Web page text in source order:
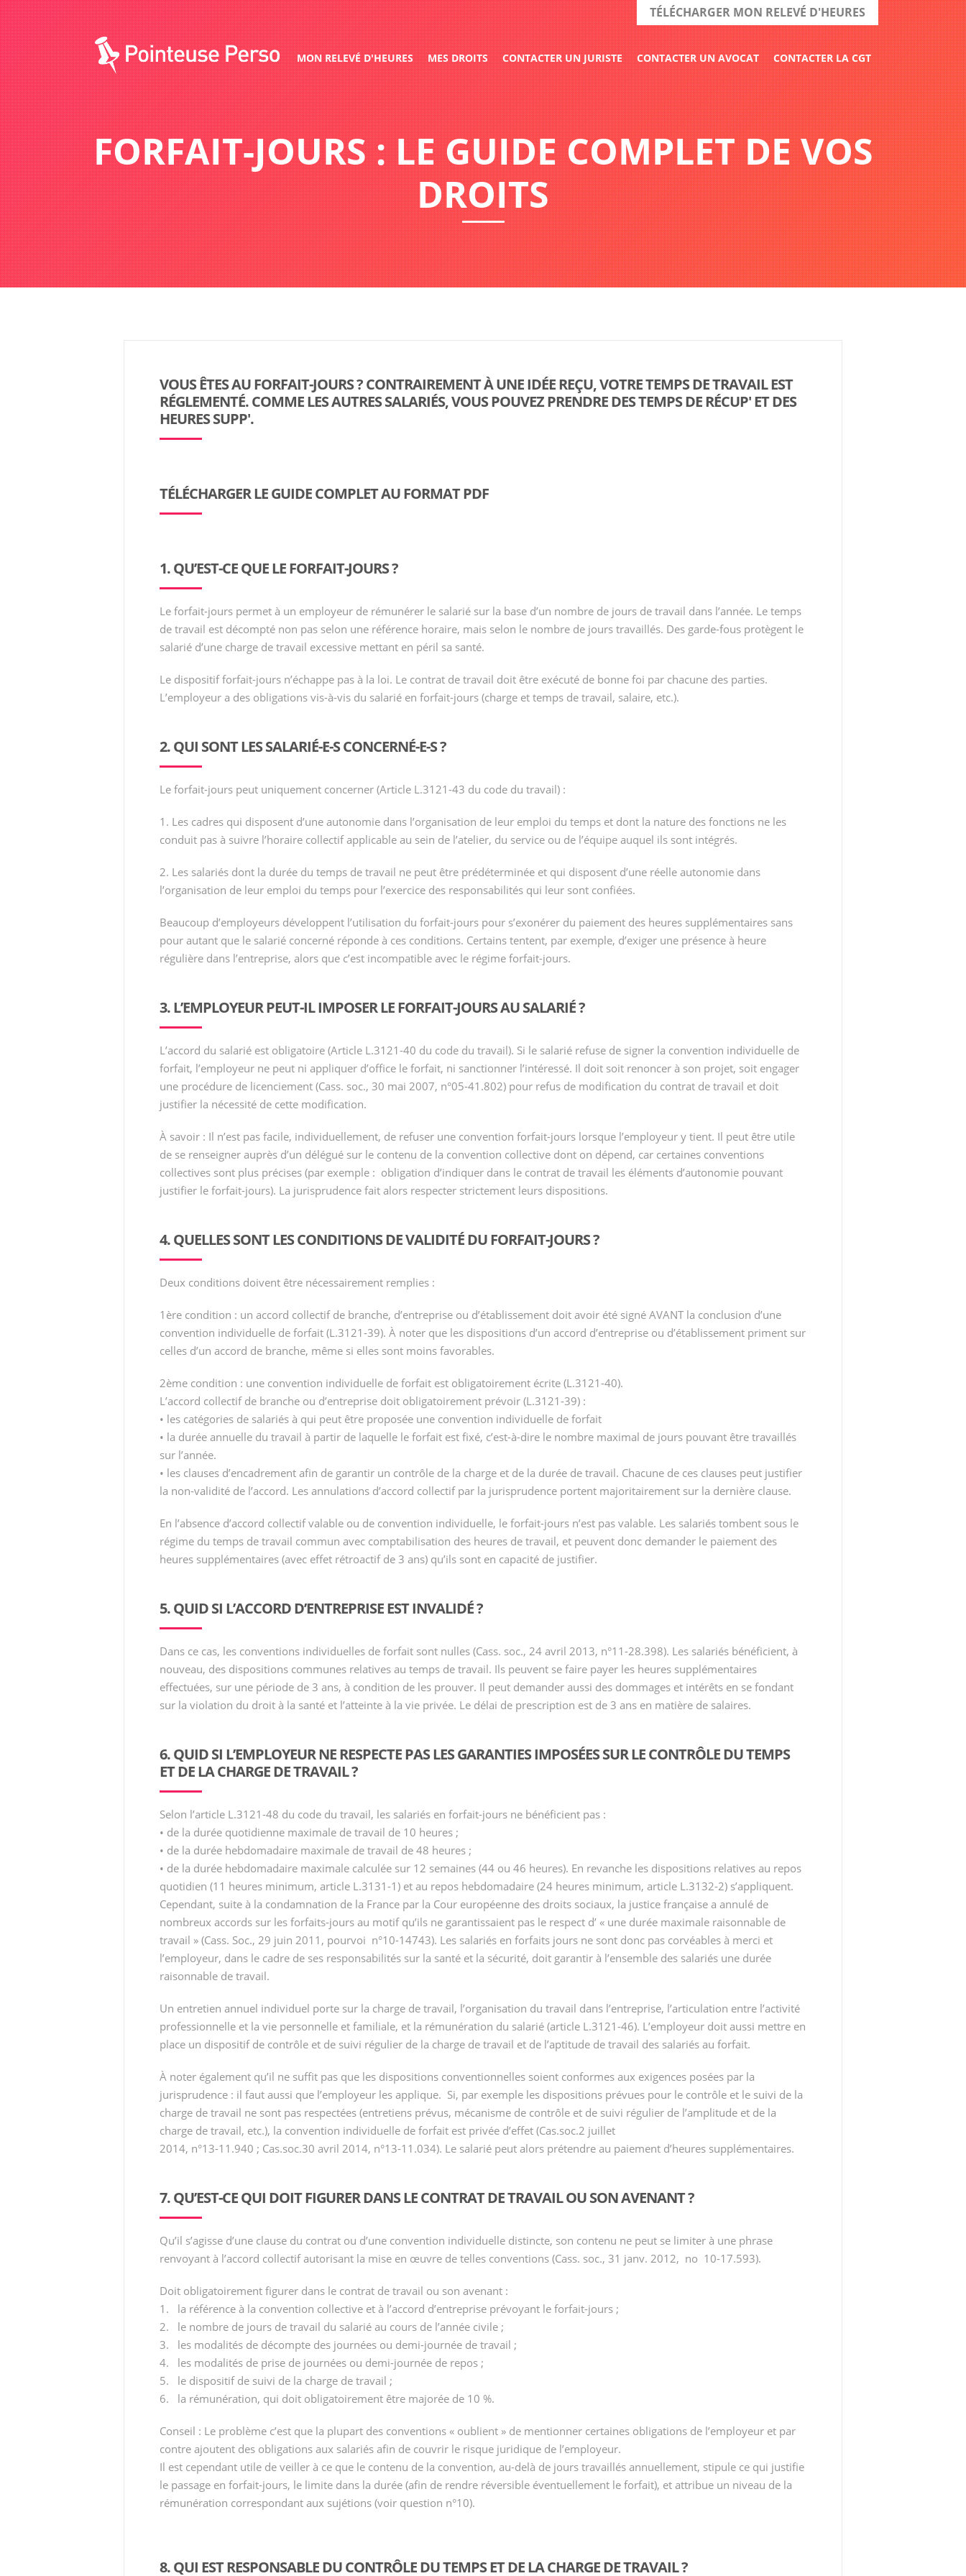
TÉLÉCHARGER MON RELEVÉ D'HEURES
MON RELEVÉ D'HEURES MES DROITS CONTACTER UN JURISTE CONTACTER UN AVOCAT CONTACTER LA CGT
FORFAIT-JOURS : LE GUIDE COMPLET DE VOS
DROITS
VOUS ÊTES AU FORFAIT-JOURS ? CONTRAIREMENT À UNE IDÉE REÇU, VOTRE TEMPS DE TRAVAIL EST
RÉGLEMENTÉ. COMME LES AUTRES SALARIÉS, VOUS POUVEZ PRENDRE DES TEMPS DE RÉCUP' ET DES
HEURES SUPP'.
TÉLÉCHARGER LE GUIDE COMPLET AU FORMAT PDF
1. QU’EST-CE QUE LE FORFAIT-JOURS ?
Le forfait-jours permet à un employeur de rémunérer le salarié sur la base d’un nombre de jours de travail dans l’année. Le temps
de travail est décompté non pas selon une référence horaire, mais selon le nombre de jours travaillés. Des garde-fous protègent le
salarié d’une charge de travail excessive mettant en péril sa santé.
Le dispositif forfait-jours n’échappe pas à la loi. Le contrat de travail doit être exécuté de bonne foi par chacune des parties.
L’employeur a des obligations vis-à-vis du salarié en forfait-jours (charge et temps de travail, salaire, etc.).
2. QUI SONT LES SALARIÉ-E-S CONCERNÉ-E-S ?
Le forfait-jours peut uniquement concerner (Article L.3121-43 du code du travail) :
1. Les cadres qui disposent d’une autonomie dans l’organisation de leur emploi du temps et dont la nature des fonctions ne les
conduit pas à suivre l’horaire collectif applicable au sein de l’atelier, du service ou de l’équipe auquel ils sont intégrés.
2. Les salariés dont la durée du temps de travail ne peut être prédéterminée et qui disposent d’une réelle autonomie dans
l’organisation de leur emploi du temps pour l’exercice des responsabilités qui leur sont confiées.
Beaucoup d’employeurs développent l’utilisation du forfait-jours pour s’exonérer du paiement des heures supplémentaires sans
pour autant que le salarié concerné réponde à ces conditions. Certains tentent, par exemple, d’exiger une présence à heure
régulière dans l’entreprise, alors que c’est incompatible avec le régime forfait-jours.
3. L’EMPLOYEUR PEUT-IL IMPOSER LE FORFAIT-JOURS AU SALARIÉ ?
L’accord du salarié est obligatoire (Article L.3121-40 du code du travail). Si le salarié refuse de signer la convention individuelle de
forfait, l’employeur ne peut ni appliquer d’office le forfait, ni sanctionner l’intéressé. Il doit soit renoncer à son projet, soit engager
une procédure de licenciement (Cass. soc., 30 mai 2007, n°05-41.802) pour refus de modification du contrat de travail et doit
justifier la nécessité de cette modification.
À savoir : Il n’est pas facile, individuellement, de refuser une convention forfait-jours lorsque l’employeur y tient. Il peut être utile
de se renseigner auprès d’un délégué sur le contenu de la convention collective dont on dépend, car certaines conventions
collectives sont plus précises (par exemple : obligation d’indiquer dans le contrat de travail les éléments d’autonomie pouvant
justifier le forfait-jours). La jurisprudence fait alors respecter strictement leurs dispositions.
4. QUELLES SONT LES CONDITIONS DE VALIDITÉ DU FORFAIT-JOURS ?
Deux conditions doivent être nécessairement remplies :
1ère condition : un accord collectif de branche, d’entreprise ou d’établissement doit avoir été signé AVANT la conclusion d’une
convention individuelle de forfait (L.3121-39). À noter que les dispositions d’un accord d’entreprise ou d’établissement priment sur
celles d’un accord de branche, même si elles sont moins favorables.
2ème condition : une convention individuelle de forfait est obligatoirement écrite (L.3121-40).
L’accord collectif de branche ou d’entreprise doit obligatoirement prévoir (L.3121-39) :
• les catégories de salariés à qui peut être proposée une convention individuelle de forfait
• la durée annuelle du travail à partir de laquelle le forfait est fixé, c’est-à-dire le nombre maximal de jours pouvant être travaillés
sur l’année.
• les clauses d’encadrement afin de garantir un contrôle de la charge et de la durée de travail. Chacune de ces clauses peut justifier
la non-validité de l’accord. Les annulations d’accord collectif par la jurisprudence portent majoritairement sur la dernière clause.
En l’absence d’accord collectif valable ou de convention individuelle, le forfait-jours n’est pas valable. Les salariés tombent sous le
régime du temps de travail commun avec comptabilisation des heures de travail, et peuvent donc demander le paiement des
heures supplémentaires (avec effet rétroactif de 3 ans) qu’ils sont en capacité de justifier.
5. QUID SI L’ACCORD D’ENTREPRISE EST INVALIDÉ ?
Dans ce cas, les conventions individuelles de forfait sont nulles (Cass. soc., 24 avril 2013, n°11-28.398). Les salariés bénéficient, à
nouveau, des dispositions communes relatives au temps de travail. Ils peuvent se faire payer les heures supplémentaires
effectuées, sur une période de 3 ans, à condition de les prouver. Il peut demander aussi des dommages et intérêts en se fondant
sur la violation du droit à la santé et l’atteinte à la vie privée. Le délai de prescription est de 3 ans en matière de salaires.
6. QUID SI L’EMPLOYEUR NE RESPECTE PAS LES GARANTIES IMPOSÉES SUR LE CONTRÔLE DU TEMPS
ET DE LA CHARGE DE TRAVAIL ?
Selon l’article L.3121-48 du code du travail, les salariés en forfait-jours ne bénéficient pas :
• de la durée quotidienne maximale de travail de 10 heures ;
• de la durée hebdomadaire maximale de travail de 48 heures ;
• de la durée hebdomadaire maximale calculée sur 12 semaines (44 ou 46 heures). En revanche les dispositions relatives au repos
quotidien (11 heures minimum, article L.3131-1) et au repos hebdomadaire (24 heures minimum, article L.3132-2) s’appliquent.
Cependant, suite à la condamnation de la France par la Cour européenne des droits sociaux, la justice française a annulé de
nombreux accords sur les forfaits-jours au motif qu’ils ne garantissaient pas le respect d’ « une durée maximale raisonnable de
travail » (Cass. Soc., 29 juin 2011, pourvoi n°10-14743). Les salariés en forfaits jours ne sont donc pas corvéables à merci et
l’employeur, dans le cadre de ses responsabilités sur la santé et la sécurité, doit garantir à l’ensemble des salariés une durée
raisonnable de travail.
Un entretien annuel individuel porte sur la charge de travail, l’organisation du travail dans l’entreprise, l’articulation entre l’activité
professionnelle et la vie personnelle et familiale, et la rémunération du salarié (article L.3121-46). L’employeur doit aussi mettre en
place un dispositif de contrôle et de suivi régulier de la charge de travail et de l’aptitude de travail des salariés au forfait.
À noter également qu’il ne suffit pas que les dispositions conventionnelles soient conformes aux exigences posées par la
jurisprudence : il faut aussi que l’employeur les applique. Si, par exemple les dispositions prévues pour le contrôle et le suivi de la
charge de travail ne sont pas respectées (entretiens prévus, mécanisme de contrôle et de suivi régulier de l’amplitude et de la
charge de travail, etc.), la convention individuelle de forfait est privée d’effet (Cas.soc.2 juillet
2014, n°13-11.940 ; Cas.soc.30 avril 2014, n°13-11.034). Le salarié peut alors prétendre au paiement d’heures supplémentaires.
7. QU’EST-CE QUI DOIT FIGURER DANS LE CONTRAT DE TRAVAIL OU SON AVENANT ?
Qu’il s’agisse d’une clause du contrat ou d’une convention individuelle distincte, son contenu ne peut se limiter à une phrase
renvoyant à l’accord collectif autorisant la mise en œuvre de telles conventions (Cass. soc., 31 janv. 2012, no 10-17.593).
Doit obligatoirement figurer dans le contrat de travail ou son avenant :
1. la référence à la convention collective et à l’accord d’entreprise prévoyant le forfait-jours ;
2. le nombre de jours de travail du salarié au cours de l’année civile ;
3. les modalités de décompte des journées ou demi-journée de travail ;
4. les modalités de prise de journées ou demi-journée de repos ;
5. le dispositif de suivi de la charge de travail ;
6. la rémunération, qui doit obligatoirement être majorée de 10 %.
Conseil : Le problème c’est que la plupart des conventions « oublient » de mentionner certaines obligations de l’employeur et par
contre ajoutent des obligations aux salariés afin de couvrir le risque juridique de l’employeur.
Il est cependant utile de veiller à ce que le contenu de la convention, au-delà de jours travaillés annuellement, stipule ce qui justifie
le passage en forfait-jours, le limite dans la durée (afin de rendre réversible éventuellement le forfait), et attribue un niveau de la
rémunération correspondant aux sujétions (voir question n°10).
8. QUI EST RESPONSABLE DU CONTRÔLE DU TEMPS ET DE LA CHARGE DE TRAVAIL ?